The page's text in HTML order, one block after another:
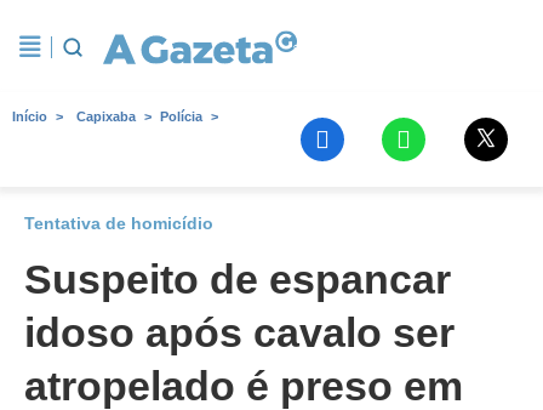
Início Capixaba Polícia
Tentativa de homicídio
Suspeito de espancar
idoso após cavalo ser
atropelado é preso em